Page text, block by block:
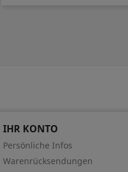
IHR KONTO
Persönliche Infos
Warenrücksendungen